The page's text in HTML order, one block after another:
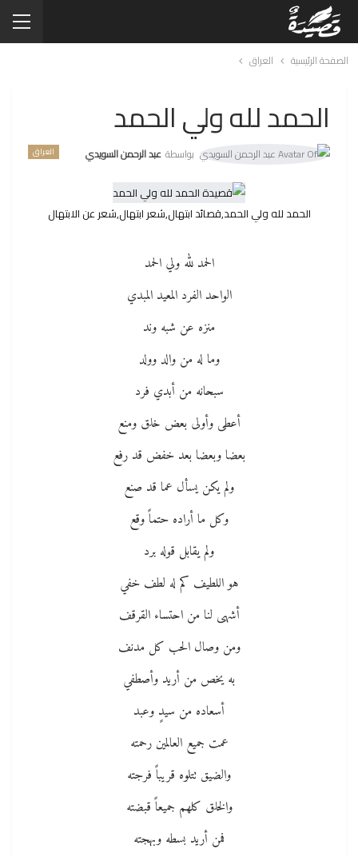
الصفحة الرئيسية العراق
الحمد لله ولي الحمد
العراق بواسطة عبد الرحمن السويدي
الحمد لله ولي الحمد,قصائد ابتهال,شعر ابتهال,شعر عن الابتهال
الحمد لله ولي الحمد
الواحد الفرد المعيد المبدي
منزه عن شبه وند
وما له من والد وولد
سبحانه من أبدي فرد
أعطى وأولى بعض خلق ومنع
بعضا وبعضا بعد خفض قد رفع
ولم يكن يسأل عما قد صنع
وكل ما أراده حتماً وقع
ولم يقابل قوله برد
هو اللطيف كم له لطف خفي
أشهى لنا من احتساء القرقف
ومن وصال الحب كل مدنف
به يخص من أريد وأصطفي
أسعاده من سيدٍ وعبد
عمت جميع العالمين رحمته
والضيق تتلوه قريباً فرجته
والخلق كلهم جميعاً قبضته
فمن أريد بسطه وبهجته